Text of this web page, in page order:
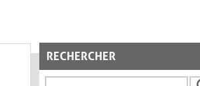
RECHERCHER